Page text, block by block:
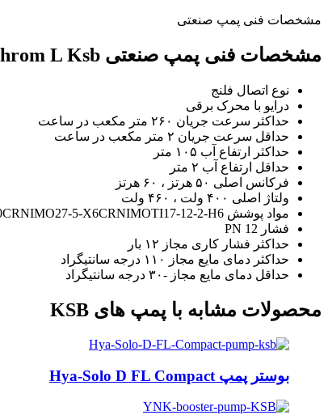
مشخصات فنی پمپ صنعتی
مشخصات فنی پمپ صنعتی Etachrom L Ksb
نوع اتصال فلنج
درایو با محرک برقی
حداکثر سرعت جریان ۲۶۰ متر مکعب در ساعت
حداقل سرعت جریان ۲ متر مکعب در ساعت
حداکثر ارتفاع آب ۱۰۵ متر
حداقل ارتفاع آب ۲ متر
فرکانس اصلی ۵۰ هرتز ، ۶۰ هرتز
ولتاژ اصلی ۴۰۰ ولت ، ۴۶۰ ولت
مواد پوشش GX40CRNIMO27-5-X6CRNIMOTI17-12-2-H6
فشار PN 12
حداکثر فشار کاری مجاز ۱۲ بار
حداکثر دمای مایع مجاز ۱۱۰ درجه سانتیگراد
حداقل دمای مایع مجاز -۳۰ درجه سانتیگراد
محصولات مشابه با پمپ های KSB
بوستر پمپ Hya-Solo D FL Compact